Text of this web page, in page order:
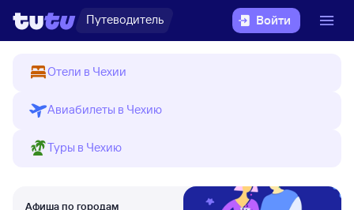
Путеводитель Войти
Отели в Чехии
Авиабилеты в Чехию
Туры в Чехию
Афиша по городам